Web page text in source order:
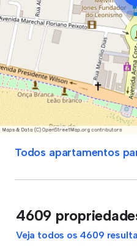
Todos apartamentos
4609
Veja todos os 4609